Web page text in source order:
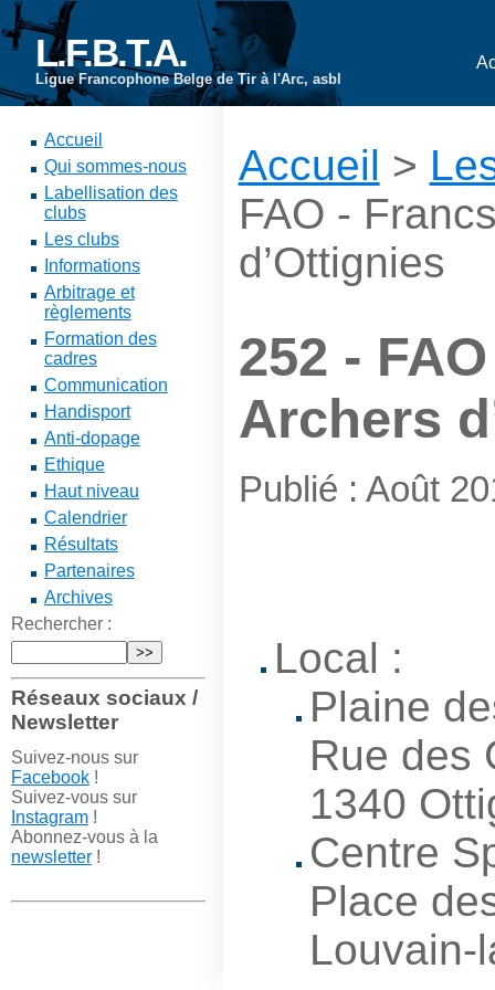
L.F.B.T.A.
Ligue Francophone Belge de Tir à l'Arc, asbl
Accueil
Qui sommes-nous
Labellisation des
clubs
Les clubs
Informations
Arbitrage et
règlements
Formation des
cadres
Communication
Handisport
Anti-dopage
Ethique
Haut niveau
Calendrier
Résultats
Partenaires
Archives
Rechercher :
Réseaux sociaux /
Newsletter
Suivez-nous sur
Facebook!
Suivez-vous sur
Instagram!
Abonnez-vous à la
newsletter!
Accueil >
FAO -
d’Ottignies
252 -
Archers
Publié : Août
Local :
Plaine
Rue des
1340
Centre
Place
Louvain-